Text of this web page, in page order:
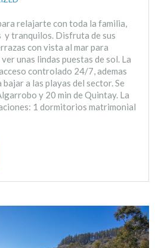
relajarte con toda la familia,
y tranquilos. Disfruta de sus
con vista al mar para
unas lindas puestas de sol. La
controlado 24/7, ademas
a las playas del sector. Se
y 20 min de Quintay. La
1 dormitorios matrimonial